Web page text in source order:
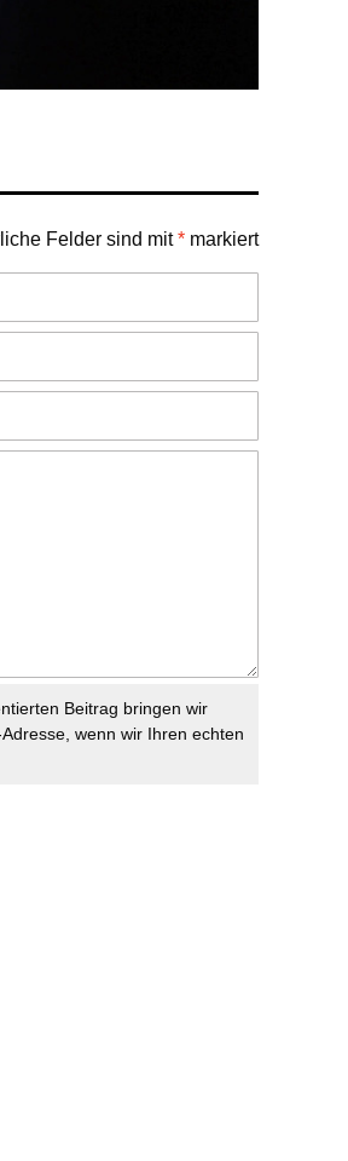
Felder sind mit* markiert
Beitrag bringen wir
wenn wir Ihren echten